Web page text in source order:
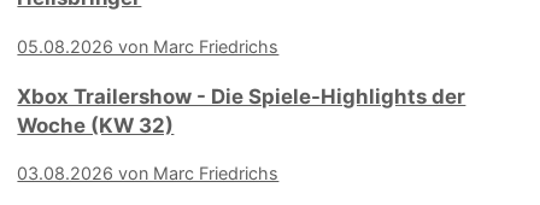
05.08.2026 von Marc Friedrichs
Xbox Trailershow - Die Spiele-Highlights der
Woche (KW 32)
03.08.2026 von Marc Friedrichs